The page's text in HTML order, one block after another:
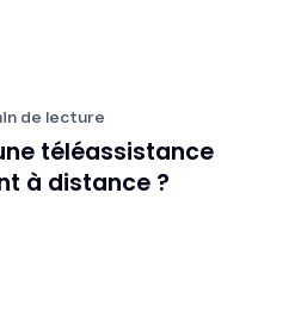
de lecture
téléassistance
à distance ?